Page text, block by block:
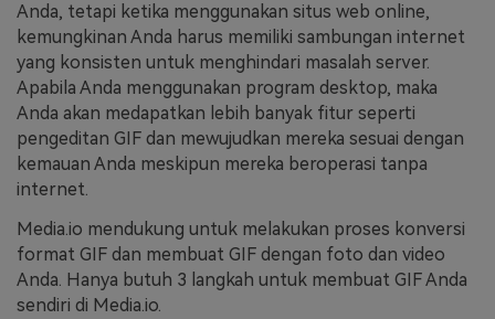
Anda, tetapi ketika menggunakan situs web online,
kemungkinan Anda harus memiliki sambungan internet
yang konsisten untuk menghindari masalah server.
Apabila Anda menggunakan program desktop, maka
Anda akan medapatkan lebih banyak fitur seperti
pengeditan GIF dan mewujudkan mereka sesuai dengan
kemauan Anda meskipun mereka beroperasi tanpa
internet.
Media.io mendukung untuk melakukan proses konversi
format GIF dan membuat GIF dengan foto dan video
Anda. Hanya butuh 3 langkah untuk membuat GIF Anda
sendiri di Media.io.